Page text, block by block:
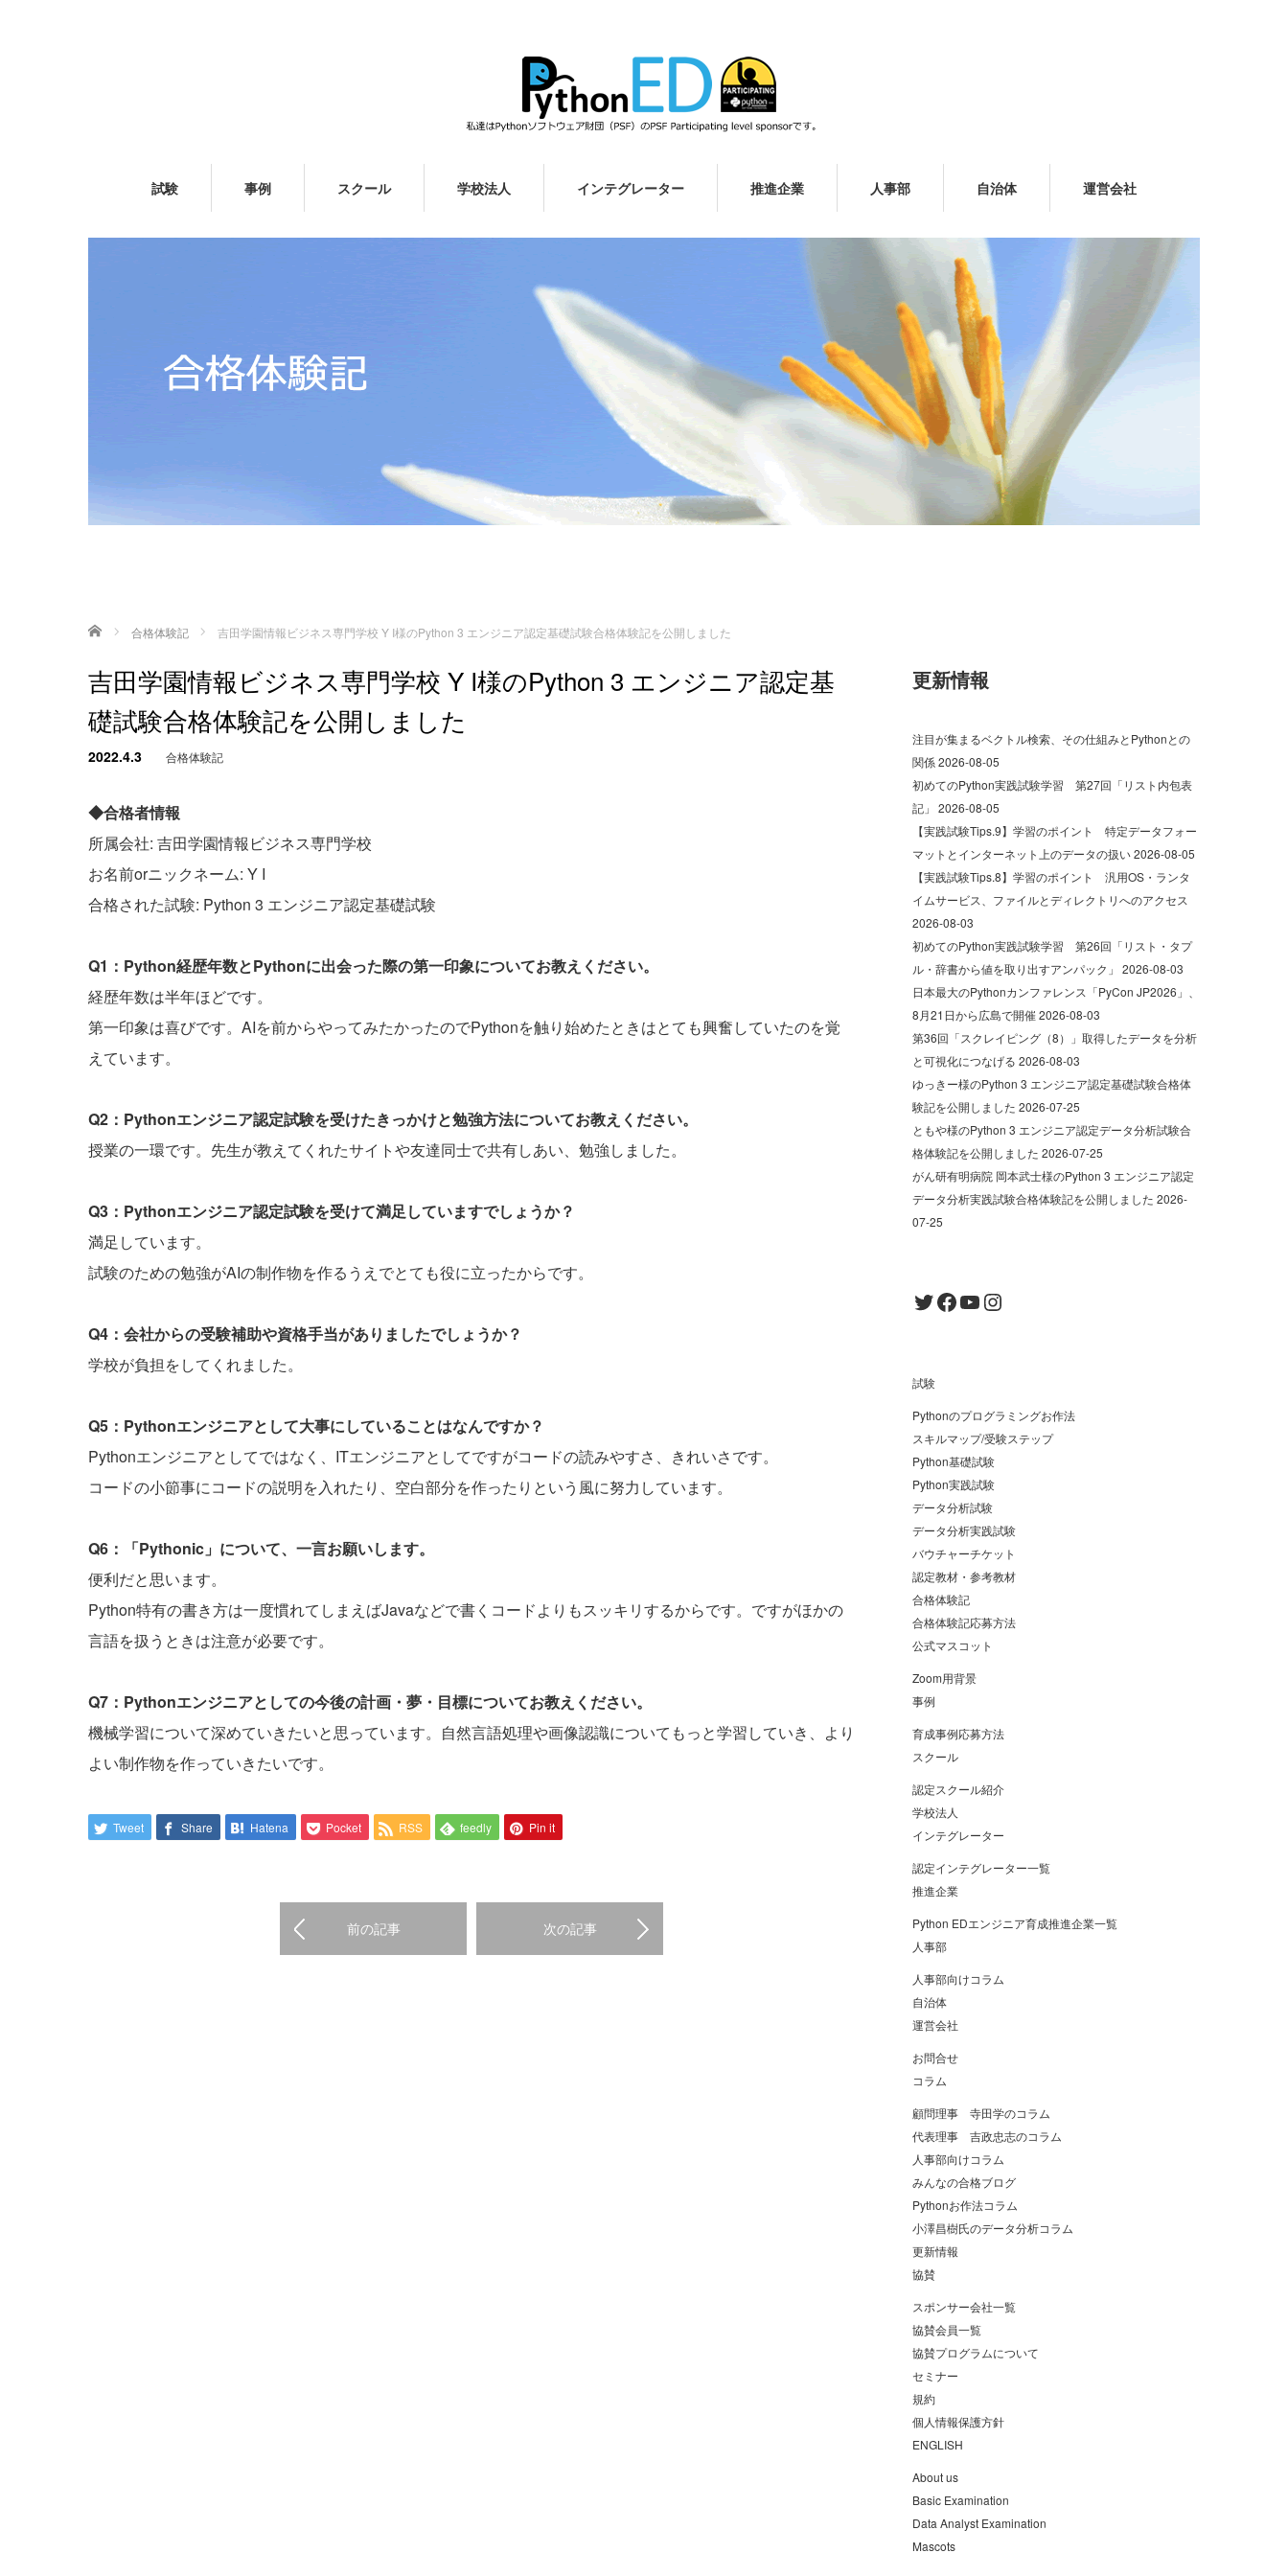
試験 事例 スクール 学校法人 インテグレーター 推進企業 人事部 自治体 運営会社
ホーム 合格体験記 吉田学園情報ビジネス専門学校 Y I様のPython 3 エンジニア認定基礎試験合格体験記を公開しました
吉田学園情報ビジネス専門学校 Y I様のPython 3 エンジニア認定基
礎試験合格体験記を公開しました
2022.4.3 合格体験記
◆合格者情報
所属会社: 吉田学園情報ビジネス専門学校
お名前orニックネーム: Y I
合格された試験: Python 3 エンジニア認定基礎試験
Q1：Python経歴年数とPythonに出会った際の第一印象についてお教えください。
経歴年数は半年ほどです。
第一印象は喜びです。AIを前からやってみたかったのでPythonを触り始めたときはとても興奮していたのを覚
えています。
Q2：Pythonエンジニア認定試験を受けたきっかけと勉強方法についてお教えください。
授業の一環です。先生が教えてくれたサイトや友達同士で共有しあい、勉強しました。
Q3：Pythonエンジニア認定試験を受けて満足していますでしょうか？
満足しています。
試験のための勉強がAIの制作物を作るうえでとても役に立ったからです。
Q4：会社からの受験補助や資格手当がありましたでしょうか？
学校が負担をしてくれました。
Q5：Pythonエンジニアとして大事にしていることはなんですか？
Pythonエンジニアとしてではなく、ITエンジニアとしてですがコードの読みやすさ、きれいさです。
コードの小節事にコードの説明を入れたり、空白部分を作ったりという風に努力しています。
Q6：「Pythonic」について、一言お願いします。
便利だと思います。
Python特有の書き方は一度慣れてしまえばJavaなどで書くコードよりもスッキリするからです。ですがほかの
言語を扱うときは注意が必要です。
Q7：Pythonエンジニアとしての今後の計画・夢・目標についてお教えください。
機械学習について深めていきたいと思っています。自然言語処理や画像認識についてもっと学習していき、より
よい制作物を作っていきたいです。
Tweet Share Hatena Pocket RSS feedly Pin it
前の記事 次の記事
更新情報
注目が集まるベクトル検索、その仕組みとPythonとの
関係2026-08-05
初めてのPython実践試験学習 第27回「リスト内包表
記」 2026-08-05
【実践試験Tips.9】学習のポイント 特定データフォー
マットとインターネット上のデータの扱い2026-08-05
【実践試験Tips.8】学習のポイント 汎用OS・ランタ
イムサービス、ファイルとディレクトリへのアクセス
2026-08-03
初めてのPython実践試験学習 第26回「リスト・タプ
ル・辞書から値を取り出すアンパック」 2026-08-03
日本最大のPythonカンファレンス「PyCon JP2026」、
8月21日から広島で開催2026-08-03
第36回「スクレイピング（8）」取得したデータを分析
と可視化につなげる 2026-08-03
ゆっきー様のPython 3 エンジニア認定基礎試験合格体
験記を公開しました 2026-07-25
ともや様のPython 3 エンジニア認定データ分析試験合
格体験記を公開しました 2026-07-25
がん研有明病院 岡本武士様のPython 3 エンジニア認定
データ分析実践試験合格体験記を公開しました 2026-
07-25
Twitter
Facebook
YouTube
Instagram
試験
Pythonのプログラミングお作法
スキルマップ/受験ステップ
Python基礎試験
Python実践試験
データ分析試験
データ分析実践試験
バウチャーチケット
認定教材・参考教材
合格体験記
合格体験記応募方法
公式マスコット
Zoom用背景
事例
育成事例応募方法
スクール
認定スクール紹介
学校法人
インテグレーター
認定インテグレーター一覧
推進企業
Python EDエンジニア育成推進企業一覧
人事部
人事部向けコラム
自治体
運営会社
お問合せ
コラム
顧問理事 寺田学のコラム
代表理事 吉政忠志のコラム
人事部向けコラム
みんなの合格ブログ
Pythonお作法コラム
小澤昌樹氏のデータ分析コラム
更新情報
協賛
スポンサー会社一覧
協賛会員一覧
協賛プログラムについて
セミナー
規約
個人情報保護方針
ENGLISH
About us
Basic Examination
Data Analyst Examination
Mascots